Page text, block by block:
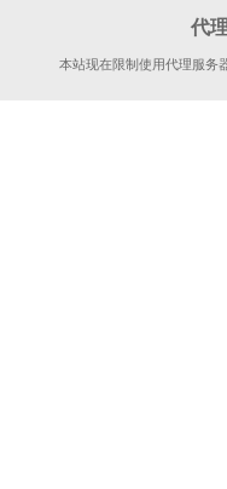
代
本站现在限制使用代理服务